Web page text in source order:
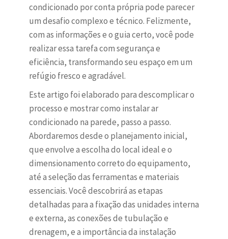
condicionado por conta própria pode parecer
um desafio complexo e técnico. Felizmente,
com as informações e o guia certo, você pode
realizar essa tarefa com segurança e
eficiência, transformando seu espaço em um
refúgio fresco e agradável.
Este artigo foi elaborado para descomplicar o
processo e mostrar como instalar ar
condicionado na parede, passo a passo.
Abordaremos desde o planejamento inicial,
que envolve a escolha do local ideal e o
dimensionamento correto do equipamento,
até a seleção das ferramentas e materiais
essenciais. Você descobrirá as etapas
detalhadas para a fixação das unidades interna
e externa, as conexões de tubulação e
drenagem, e a importância da instalação